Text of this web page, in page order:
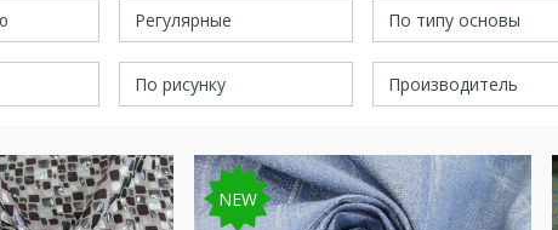
Регулярные По типу основы
По рисунку Производитель
NEW